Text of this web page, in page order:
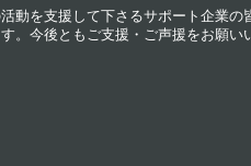
動を支援して下さるサポート企業の
。今後ともご支援・ご声援をお願い